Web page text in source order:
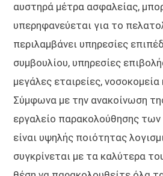
αυστηρά μέτρα ασφαλείας,
υπερηφανεύεται για το
περιλαμβάνει υπηρεσίες
συμβουλίου, υπηρεσίες
μεγάλες εταιρείες, νοσοκομεία
Σύμφωνα με την ανακοίνωση
εργαλείο παρακολούθησης
είναι υψηλής ποιότητας
συγκρίνεται με τα καλύτερα